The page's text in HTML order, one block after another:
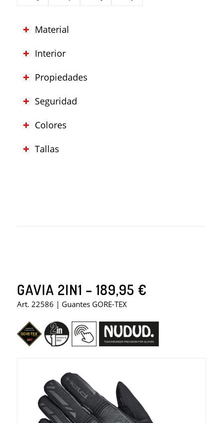
Material
Interior
Propiedades
Seguridad
Colores
Tallas
GAVIA 2IN1 – 189,95 €
Art. 22586 | Guantes GORE-TEX